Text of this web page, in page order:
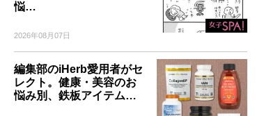
悩…
2026年08月07日
編集部のiHerb愛用者がセ
レクト。健康・美容のお
悩み別、鉄板アイテム…